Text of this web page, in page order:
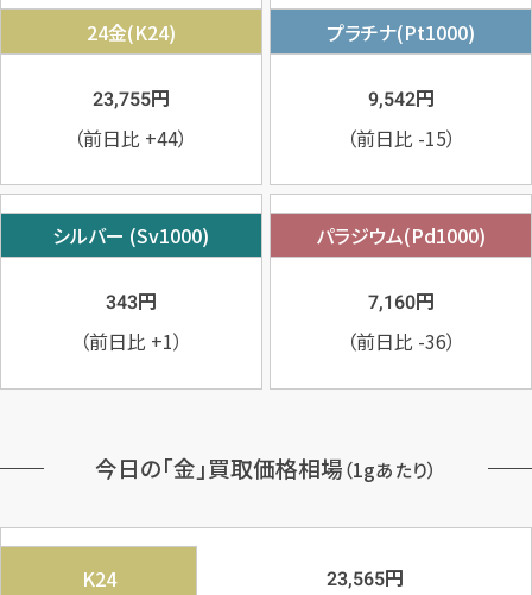
24金(K24)
23,755円
（前日比 +44）
プラチナ(Pt1000)
9,542円
（前日比 -15）
シルバー (Sv1000)
343円
（前日比 +1）
パラジウム(Pd1000)
7,160円
（前日比 -36）
今日の「金」買取価格相場（1gあたり）
K24 23,565円